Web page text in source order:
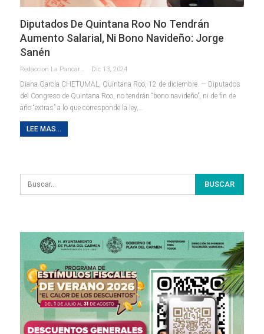
Diputados De Quintana Roo No Tendrán
Aumento Salarial, Ni Bono Navideño: Jorge
Sanén
Dic 13, 2024
Diana García CHETUMAL, Quintana Roo, 12 de diciembre. — Diputados
del Congreso de Quintana Roo, no tendrán “bono navideño”, ni de fin de
año “extras” a lo que corresponde la ley,
LEE MAS...